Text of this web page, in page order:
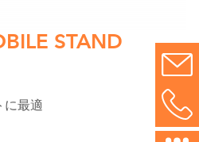
STAND
に最適